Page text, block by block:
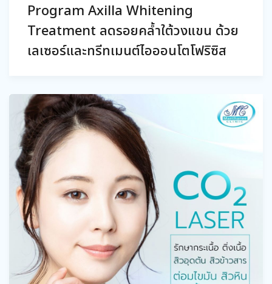
Program Axilla Whitening
Treatment ลดรอยคล้ำใต้วงแขน ด้วย
เลเซอร์และทรีทเมนต์ไอออนโตโฟริซิส